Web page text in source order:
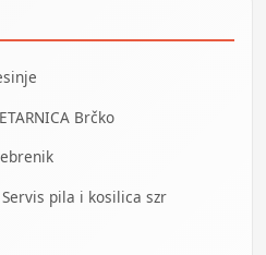
Brčko
Servis pila i kosilica szr